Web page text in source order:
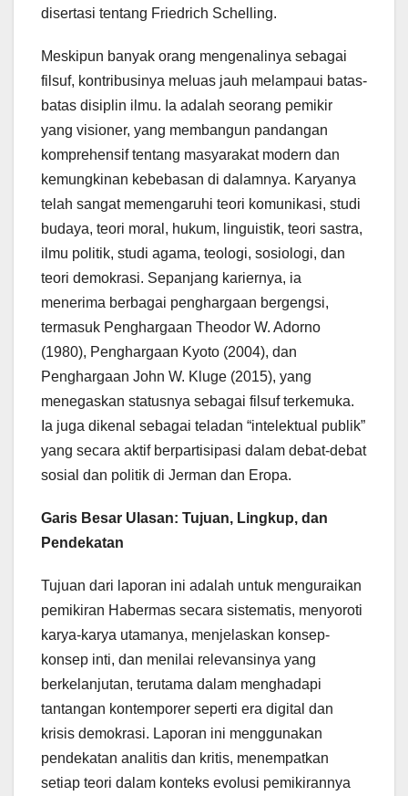
disertasi tentang Friedrich Schelling.
Meskipun banyak orang mengenalinya sebagai
filsuf, kontribusinya meluas jauh melampaui batas-
batas disiplin ilmu. Ia adalah seorang pemikir
yang visioner, yang membangun pandangan
komprehensif tentang masyarakat modern dan
kemungkinan kebebasan di dalamnya. Karyanya
telah sangat memengaruhi teori komunikasi, studi
budaya, teori moral, hukum, linguistik, teori sastra,
ilmu politik, studi agama, teologi, sosiologi, dan
teori demokrasi. Sepanjang kariernya, ia
menerima berbagai penghargaan bergengsi,
termasuk Penghargaan Theodor W. Adorno
(1980), Penghargaan Kyoto (2004), dan
Penghargaan John W. Kluge (2015), yang
menegaskan statusnya sebagai filsuf terkemuka.
Ia juga dikenal sebagai teladan “intelektual publik”
yang secara aktif berpartisipasi dalam debat-debat
sosial dan politik di Jerman dan Eropa.
Garis Besar Ulasan: Tujuan, Lingkup, dan
Pendekatan
Tujuan dari laporan ini adalah untuk menguraikan
pemikiran Habermas secara sistematis, menyoroti
karya-karya utamanya, menjelaskan konsep-
konsep inti, dan menilai relevansinya yang
berkelanjutan, terutama dalam menghadapi
tantangan kontemporer seperti era digital dan
krisis demokrasi. Laporan ini menggunakan
pendekatan analitis dan kritis, menempatkan
setiap teori dalam konteks evolusi pemikirannya